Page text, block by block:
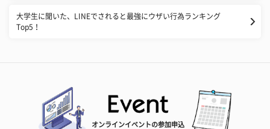
大学生に聞いた、LINEでされると最強にウザい行為ランキング
Top5！
オンラインイベントの参加申込